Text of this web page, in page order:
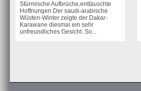
Stürmische Aufbrüche,enttäuschte
Hoffnungen Der saudi-arabische
Wüsten-Winter zeigte der Dakar-
Karawane diesmal ein sehr
unfreundliches Gesicht. So...